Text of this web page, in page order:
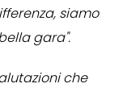
siamo
gara".
che